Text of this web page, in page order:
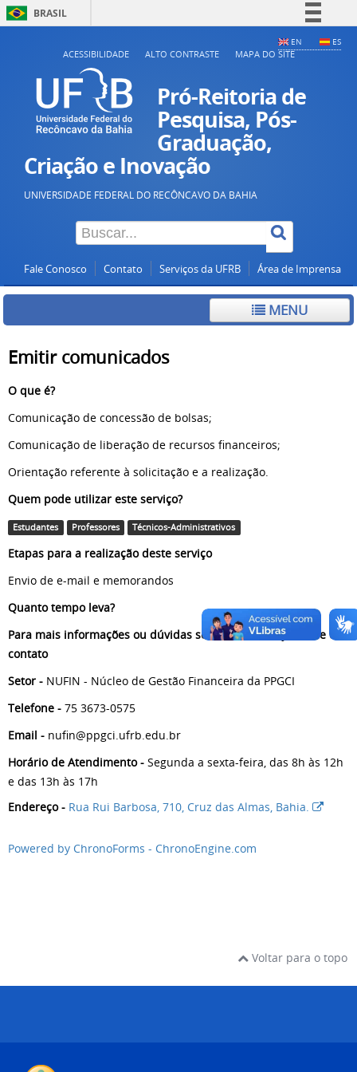
BRASIL
Simplifique!
Participe
Acesso à informação
Legislação
Canais
EN ES
ACESSIBILIDADE ALTO CONTRASTE MAPA DO SITE
Pró-Reitoria de
Pesquisa, Pós-
Graduação,
Criação e Inovação
UNIVERSIDADE FEDERAL DO RECÔNCAVO DA BAHIA
Fale Conosco Contato Serviços da UFRB Área de Imprensa
MENU
Emitir comunicados
O que é?
Comunicação de concessão de bolsas;
Comunicação de liberação de recursos financeiros;
Orientação referente à solicitação e a realização.
Quem pode utilizar este serviço?
Estudantes Professores Técnicos-Administrativos
Etapas para a realização deste serviço
Envio de e-mail e memorandos
Quanto tempo leva?
Para mais informações ou dúvidas sobre este serviço, entre em
contato
Setor - NUFIN - Núcleo de Gestão Financeira da PPGCI
Telefone - 75 3673-0575
Email - nufin@ppgci.ufrb.edu.br
Horário de Atendimento - Segunda a sexta-feira, das 8h às 12h
e das 13h às 17h
Endereço - Rua Rui Barbosa, 710, Cruz das Almas, Bahia.
Powered by ChronoForms - ChronoEngine.com
Voltar para o topo